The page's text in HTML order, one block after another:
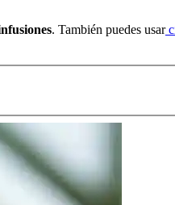
. También puedes usar